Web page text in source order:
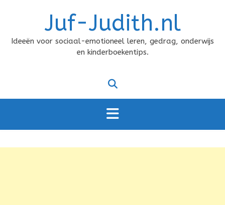
Juf-Judith.nl
Ideeën voor sociaal-emotioneel leren, gedrag, onderwijs
en kinderboekentips.